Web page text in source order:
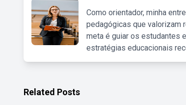
Como orientador, minha
pedagógicas que valorizam
meta é guiar os estudantes
estratégias educacionais
Related Posts